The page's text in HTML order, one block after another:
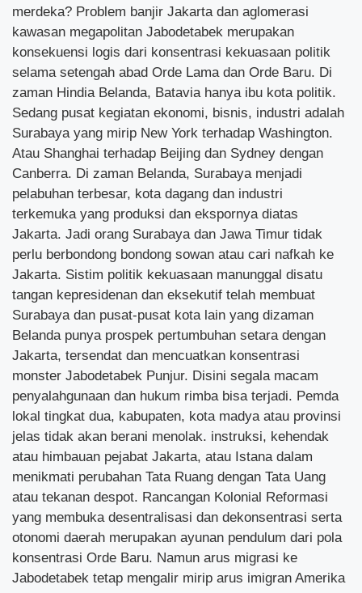
merdeka? Problem banjir Jakarta dan aglomerasi
kawasan megapolitan Jabodetabek merupakan
konsekuensi logis dari konsentrasi kekuasaan politik
selama setengah abad Orde Lama dan Orde Baru. Di
zaman Hindia Belanda, Batavia hanya ibu kota politik.
Sedang pusat kegiatan ekonomi, bisnis, industri adalah
Surabaya yang mirip New York terhadap Washington.
Atau Shanghai terhadap Beijing dan Sydney dengan
Canberra. Di zaman Belanda, Surabaya menjadi
pelabuhan terbesar, kota dagang dan industri
terkemuka yang produksi dan ekspornya diatas
Jakarta. Jadi orang Surabaya dan Jawa Timur tidak
perlu berbondong bondong sowan atau cari nafkah ke
Jakarta. Sistim politik kekuasaan manunggal disatu
tangan kepresidenan dan eksekutif telah membuat
Surabaya dan pusat-pusat kota lain yang dizaman
Belanda punya prospek pertumbuhan setara dengan
Jakarta, tersendat dan mencuatkan konsentrasi
monster Jabodetabek Punjur. Disini segala macam
penyalahgunaan dan hukum rimba bisa terjadi. Pemda
lokal tingkat dua, kabupaten, kota madya atau provinsi
jelas tidak akan berani menolak. instruksi, kehendak
atau himbauan pejabat Jakarta, atau Istana dalam
menikmati perubahan Tata Ruang dengan Tata Uang
atau tekanan despot. Rancangan Kolonial Reformasi
yang membuka desentralisasi dan dekonsentrasi serta
otonomi daerah merupakan ayunan pendulum dari pola
konsentrasi Orde Baru. Namun arus migrasi ke
Jabodetabek tetap mengalir mirip arus imigran Amerika